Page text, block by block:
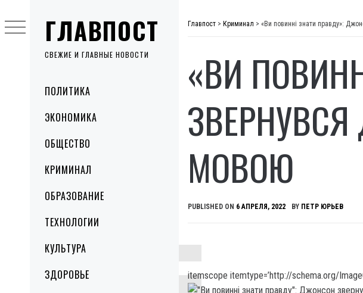
ГЛАВПОСТ
СВЕЖИЕ И ГЛАВНЫЕ НОВОСТИ
MenuПОЛИТИКА
ЭКОНОМИКА
ОБЩЕСТВО
КРИМИНАЛ
ОБРАЗОВАНИЕ
ТЕХНОЛОГИИ
КУЛЬТУРА
ЗДОРОВЬЕ
to
content
Главпост > Криминал > «Ви повинні знати правду»:
«ВИ
МОВОЮ
PUBLISHED ON 6 АПРЕЛЯ, 2022 BY ПЕТР ЮРЬЕВ
itemscope itemtype=’http://schema.org/